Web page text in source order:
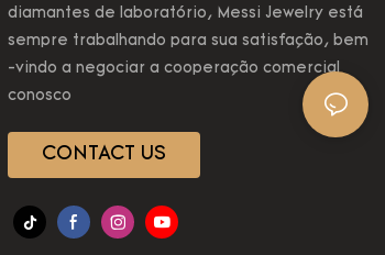
diamantes de laboratório, Messi Jewelry está
sempre trabalhando para sua satisfação, bem
-vindo a negociar a cooperação comercial
conosco
CONTACT US